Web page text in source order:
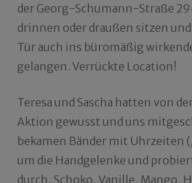
der Georg-Schumann-Straße
drinnen oder draußen sitzen
Tür auch ins büromäßig
gelangen. Verrückte Location!
Teresa und Sascha hatten von
Aktion gewusst und uns
bekamen Bänder mit Uhrzeiten
um die Handgelenke und
durch, Schoko, Vanille, Mango,